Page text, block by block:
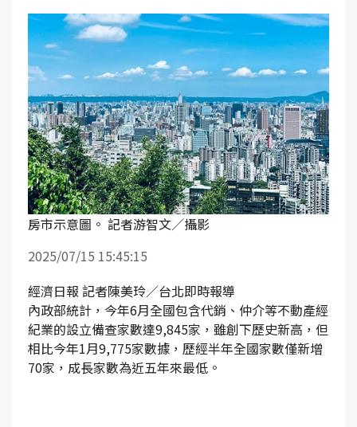
房市示意圖。 記者游智文／攝影
2025/07/15 15:45:15
經濟日報 記者陳美玲／台北即時報導
內政部統計，今年6月全國包含代銷、仲介等不動產經
紀業的設立備查家數達9,845家，雖創下歷史新高，但
相比今年1月9,775家數據，歷經半年全國家數僅新增
70家，成長家數為近五年來最低。